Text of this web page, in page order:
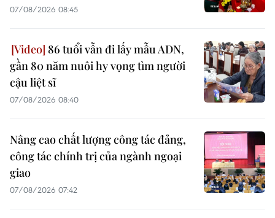
07/08/2026 08:45
86 tuổi vẫn đi lấy mẫu ADN,
gần 80 năm nuôi hy vọng tìm người
cậu liệt sĩ
07/08/2026 08:40
Nâng cao chất lượng công tác đảng,
công tác chính trị của ngành ngoại
giao
07/08/2026 07:42